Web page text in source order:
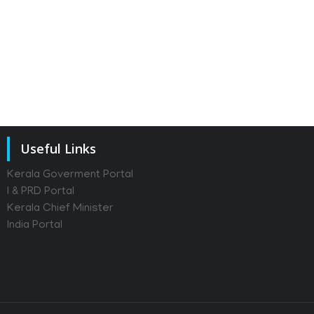
Useful Links
Kerala Goverment Portal
I & PRD Portal
Kerala Chief Minister
India Portal